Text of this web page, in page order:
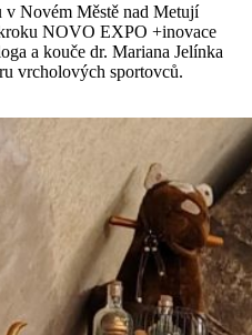
v Novém Městě nad Metují
NOVO EXPO +inovace
a kouče dr. Mariana Jelínka
vrcholových sportovců.